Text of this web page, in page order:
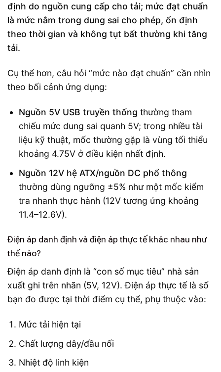
định do nguồn cung cấp cho tải; mức đạt chuẩn
là mức nằm trong dung sai cho phép, ổn định
theo thời gian và không tụt bất thường khi tăng
tải.
Cụ thể hơn, câu hỏi “mức nào đạt chuẩn” cần nhìn
theo bối cảnh ứng dụng:
Nguồn 5V USB truyền thống thường tham
chiếu mức dung sai quanh 5V; trong nhiều tài
liệu kỹ thuật, mốc thường gặp là vùng tối thiểu
khoảng 4.75V ở điều kiện nhất định.
Nguồn 12V hệ ATX/nguồn DC phổ thông
thường dùng ngưỡng ±5% như một mốc kiểm
tra nhanh thực hành (12V tương ứng khoảng
11.4–12.6V).
Điện áp danh định và điện áp thực tế khác nhau như
thế nào?
Điện áp danh định là “con số mục tiêu” nhà sản
xuất ghi trên nhãn (5V, 12V). Điện áp thực tế là số
bạn đo được tại thời điểm cụ thể, phụ thuộc vào:
Mức tải hiện tại
Chất lượng dây/đầu nối
Nhiệt độ linh kiện